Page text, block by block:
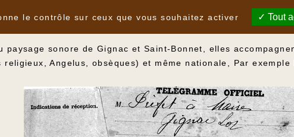
invisible : les cloches
paysage sonore de Gignac et Saint-Bonnet, elles
religieux, Angelus, obsèques) et même nationale, Par exemple
le contrôle sur ceux que vous souhaitez activer
Tout